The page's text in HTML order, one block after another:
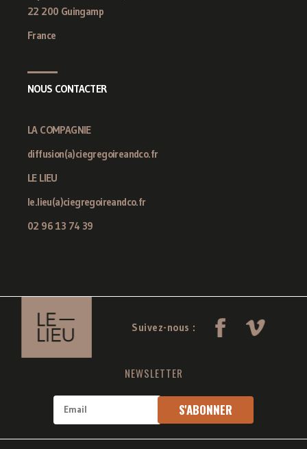
22 200 Guingamp
France
NOUS CONTACTER
LA COMPAGNIE
diffusion(a)ciegregoireandco.fr
LE LIEU
le.lieu(a)ciegregoireandco.fr
02 96 13 74 39
Suivez-nous :
NEWSLETTER